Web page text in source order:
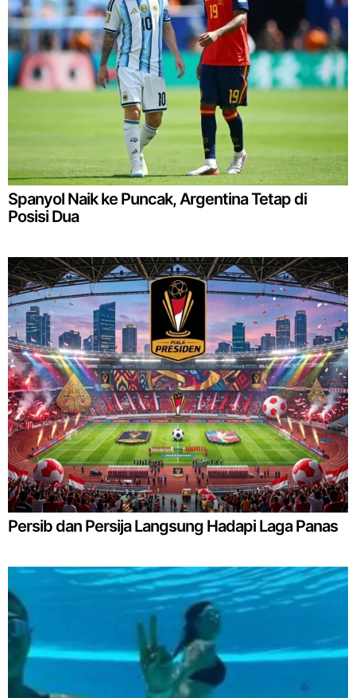
Spanyol Naik ke Puncak, Argentina Tetap di
Posisi Dua
Persib dan Persija Langsung Hadapi Laga Panas